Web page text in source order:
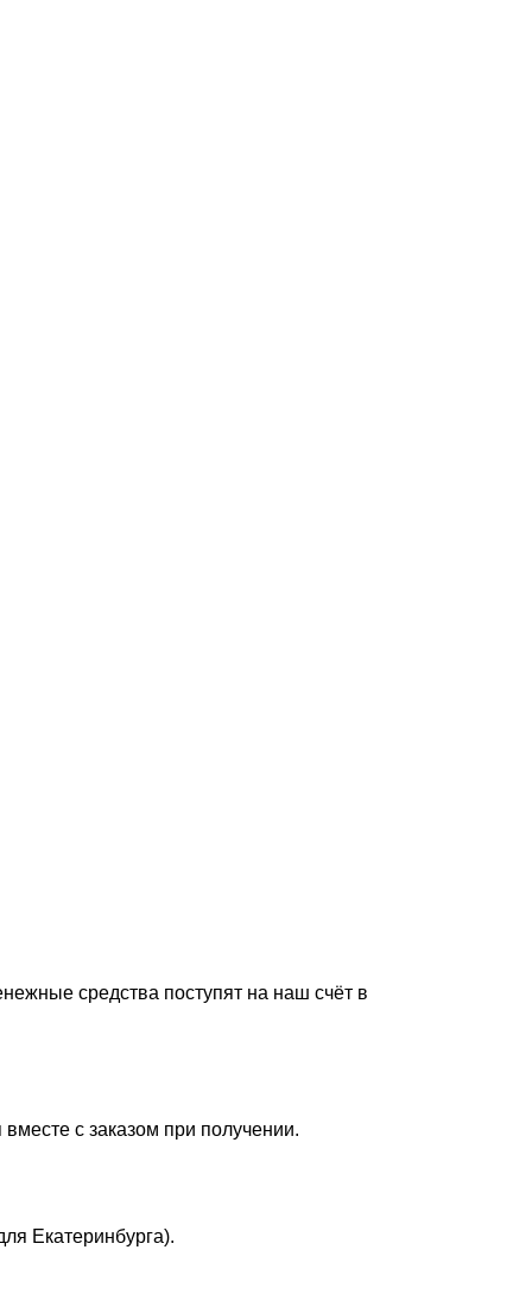
средства поступят на наш счёт в
с заказом при получении.
Екатеринбурга).